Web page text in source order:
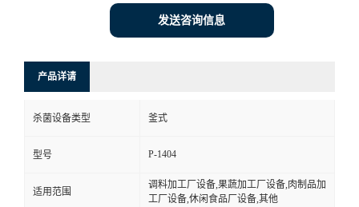
发送咨询信息
产品详请
杀菌设备类型 釜式
型号 P-1404
适用范围
调料加工厂设备,果蔬加工厂设备,肉制品加
工厂设备,休闲食品厂设备,其他